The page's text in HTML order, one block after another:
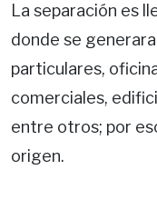
La separación es
donde se
particulares,
comerciales,
entre otros; por
origen.